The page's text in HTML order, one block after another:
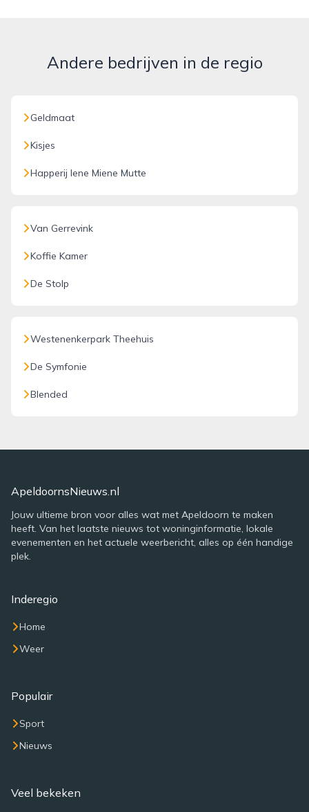
Andere bedrijven in de regio
Geldmaat
Kisjes
Happerij Iene Miene Mutte
Van Gerrevink
Koffie Kamer
De Stolp
Westenenkerpark Theehuis
De Symfonie
Blended
ApeldoornsNieuws.nl
Jouw ultieme bron voor alles wat met Apeldoorn te maken
heeft. Van het laatste nieuws tot woninginformatie, lokale
evenementen en het actuele weerbericht, alles op één handige
plek.
Inderegio
Home
Weer
Populair
Sport
Nieuws
Veel bekeken